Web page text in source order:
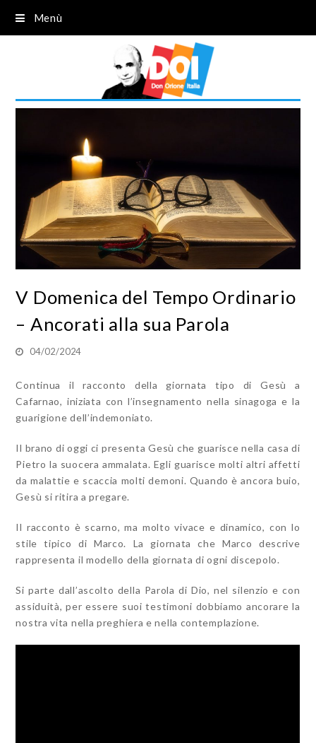
Menù
V Domenica del Tempo Ordinario
– Ancorati alla sua Parola
04/02/2024
Continua il racconto della giornata tipo di Gesù a
Cafarnao, iniziata con l’insegnamento nella sinagoga e la
guarigione dell’indemoniato.
Il brano di oggi ci presenta Gesù che guarisce nella casa di
Pietro la suocera ammalata. Egli guarisce molti altri affetti
da malattie e scaccia molti demoni. Quando è ancora buio,
Gesù si ritira a pregare.
Il racconto è scarno, ma molto vivace e dinamico, con lo
stile tipico di Marco. La giornata che Marco descrive
rappresenta il modello della giornata di ogni discepolo.
Si parte dall’ascolto della Parola di Dio, nel silenzio e con
assiduità, per essere suoi testimoni dobbiamo ancorare la
nostra vita nella preghiera e nella contemplazione.